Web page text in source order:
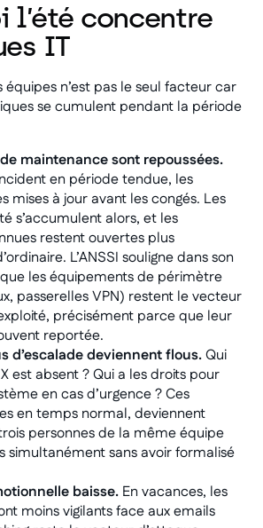
l’été concentre
IT
n’est pas le seul facteur car
se cumulent pendant la période
maintenance sont repoussées.
en période tendue, les
mises à jour avant les congés. Les
s’accumulent alors, et les
restent ouvertes plus
L’ANSSI souligne dans son
les équipements de périmètre
passerelles VPN) restent le vecteur
précisément parce que leur
reportée.
d’escalade deviennent flous.Qui
est absent ? Qui a les droits pour
en cas d’urgence ? Ces
en temps normal, deviennent
personnes de la même équipe
simultanément sans avoir formalisé
baisse. En vacances, les
moins vigilants face aux emails